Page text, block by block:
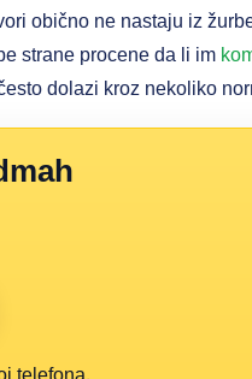
obično ne nastaju iz
strane procene da li im
dolazi kroz nekoliko
telefona.